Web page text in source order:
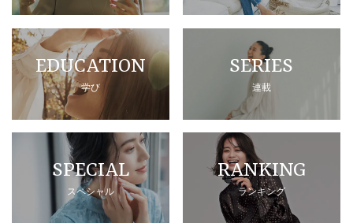
EDUCATION
学び
SERIES
連載
SPECIAL
スペシャル
RANKING
ランキング